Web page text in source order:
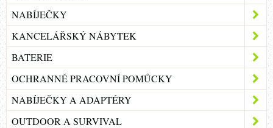
NABÍJEČKY
KANCELÁŘSKÝ NÁBYTEK
BATERIE
OCHRANNÉ PRACOVNÍ POMŮCKY
NABÍJEČKY A ADAPTÉRY
OUTDOOR A SURVIVAL